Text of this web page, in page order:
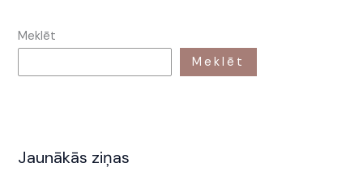
Meklēt
Meklēt
Jaunākās ziņas